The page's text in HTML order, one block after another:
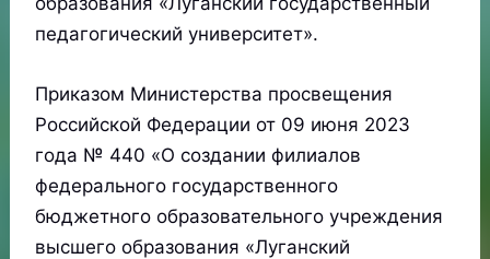
педагогический университет».
Приказом Министерства просвещения
Российской Федерации от 09 июня 2023
года № 440 «О создании филиалов
федерального государственного
бюджетного образовательного учреждения
высшего образования «Луганский